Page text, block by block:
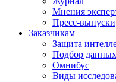
Мнения
Пресс-выпуски
Заказчикам
Защита
Подбор данных
Омнибус
Виды